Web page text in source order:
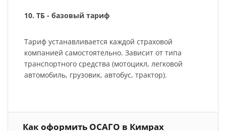
10. ТБ - базовый тариф
Тариф устанавливается каждой страховой
компанией самостоятельно. Зависит от типа
транспортного средства (мотоцикл, легковой
автомобиль, грузовик, автобус, трактор).
Как оформить ОСАГО в Кимрах